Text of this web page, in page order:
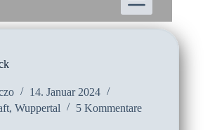
14. Januar 2024
, Wuppertal 5 Kommentare